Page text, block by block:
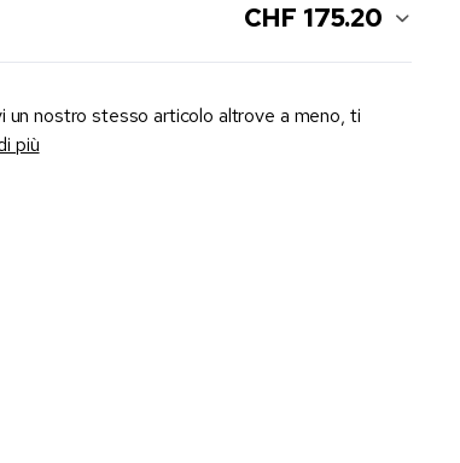
CHF 175.20
un nostro stesso articolo altrove a meno, ti
più